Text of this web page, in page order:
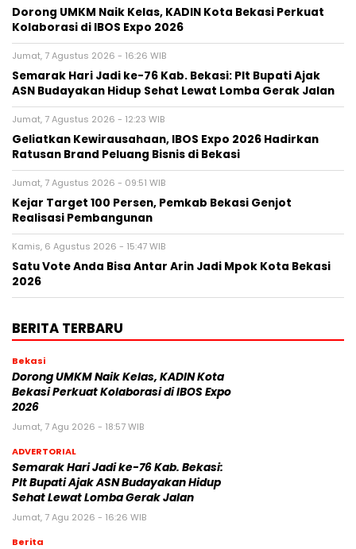
Dorong UMKM Naik Kelas, KADIN Kota Bekasi Perkuat
Kolaborasi di IBOS Expo 2026
Jumat, 7 Agustus 2026 - 16:26 WIB
‎Semarak Hari Jadi ke-76 Kab. Bekasi: Plt Bupati Ajak
ASN Budayakan Hidup Sehat Lewat Lomba Gerak Jalan
Jumat, 7 Agustus 2026 - 12:23 WIB
‎Geliatkan Kewirausahaan, IBOS Expo 2026 Hadirkan
Ratusan Brand Peluang Bisnis di Bekasi
Jumat, 7 Agustus 2026 - 09:51 WIB
Kejar Target 100 Persen, Pemkab Bekasi Genjot
Realisasi Pembangunan
Kamis, 6 Agustus 2026 - 15:47 WIB
Satu Vote Anda Bisa Antar Arin Jadi Mpok Kota Bekasi
2026
BERITA TERBARU
Bekasi
Dorong UMKM Naik Kelas, KADIN Kota
Bekasi Perkuat Kolaborasi di IBOS Expo
2026
Jumat, 7 Agu 2026 - 18:57 WIB
ADVERTORIAL
‎Semarak Hari Jadi ke-76 Kab. Bekasi:
Plt Bupati Ajak ASN Budayakan Hidup
Sehat Lewat Lomba Gerak Jalan
Jumat, 7 Agu 2026 - 16:26 WIB
Berita